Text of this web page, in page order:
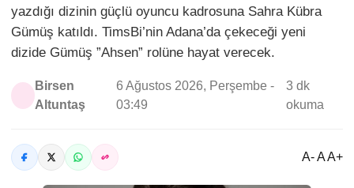
yazdığı dizinin güçlü oyuncu kadrosuna Sahra Kübra
Gümüş katıldı. TimsBi’nin Adana’da çekeceği yeni
dizide Gümüş ”Ahsen” rolüne hayat verecek.
Birsen
Altuntaş
6 Ağustos 2026, Perşembe -
03:49
3 dk
okuma
A- A A+